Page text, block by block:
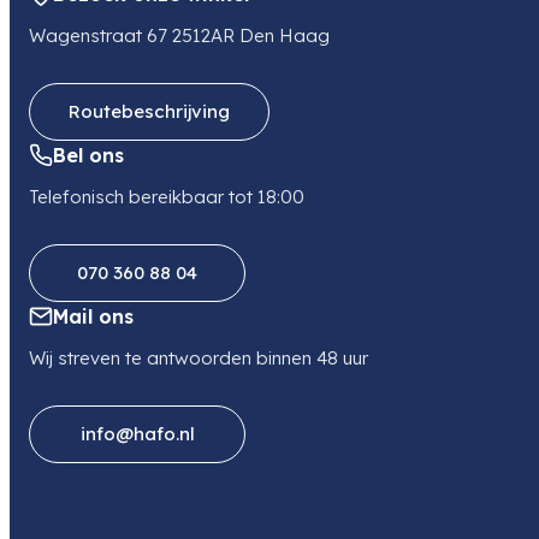
info@disnet.nl
0624398149
Wagenstraat 67 2512AR Den Haag
Routebeschrijving
Bel ons
Telefonisch bereikbaar tot 18:00
070 360 88 04
Mail ons
Wij streven te antwoorden binnen 48 uur
info@hafo.nl